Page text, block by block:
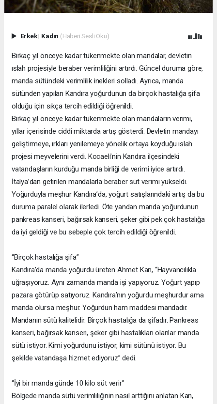
Erkek| Kadın (Haberi Sesli Oku)
Birkaç yıl önceye kadar tükenmekte olan mandalar, devletin
ıslah projesiyle beraber verimliliğini artırdı. Güncel duruma göre,
manda sütündeki verimlilik inekleri solladı. Ayrıca, manda
sütünden yapılan Kandıra yoğurdunun da birçok hastalığa şifa
olduğu için sıkça tercih edildiği öğrenildi.
Birkaç yıl önceye kadar tükenmekte olan mandaların verimi,
yıllar içerisinde ciddi miktarda artış gösterdi. Devletin mandayı
geliştirmeye, ırkları yenilemeye yönelik ortaya koyduğu ıslah
projesi meyvelerini verdi. Kocaeli’nin Kandıra ilçesindeki
vatandaşların kurduğu manda birliği de verimi iyice artırdı.
İtalya’dan getirilen mandalarla beraber süt verimi yükseldi.
Yoğurduyla meşhur Kandıra’da, yoğurt satışlarındaki artış da bu
duruma paralel olarak ilerledi. Öte yandan manda yoğurdunun
pankreas kanseri, bağırsak kanseri, şeker gibi pek çok hastalığa
da iyi geldiği ve bu sebeple çok tercih edildiği öğrenildi.
“Birçok hastalığa şifa”
Kandıra’da manda yoğurdu üreten Ahmet Kan, “Hayvancılıkla
uğraşıyoruz. Aynı zamanda manda işi yapıyoruz. Yoğurt yapıp
pazara götürüp satıyoruz. Kandıra’nın yoğurdu meşhurdur ama
manda olursa meşhur. Yoğurdun ham maddesi mandadır.
Mandanın sütü kalitelidir. Birçok hastalığa da şifadır. Pankreas
kanseri, bağırsak kanseri, şeker gibi hastalıkları olanlar manda
sütü istiyor. Kimi yoğurdunu istiyor, kimi sütünü istiyor. Bu
şekilde vatandaşa hizmet ediyoruz” dedi.
“İyi bir manda günde 10 kilo süt verir”
Bölgede manda sütü verimliliğinin nasıl arttığını anlatan Kan,